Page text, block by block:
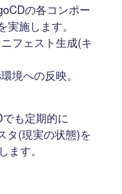
の各コンポー
施します。
フェスト生成(キ
境への反映。
も定期的に
タ(現実の状態)を
ます。